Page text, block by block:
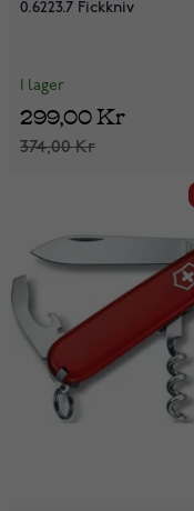
0.6223.7 Fickkniv
I lager
374,00 Kr
299,00 Kr